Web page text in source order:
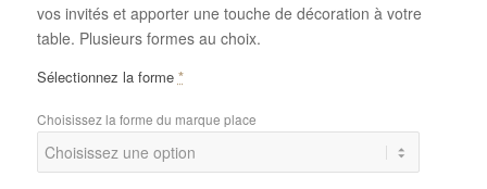
vos invités et apporter une touche de décoration à votre
table. Plusieurs formes au choix.
Sélectionnez la forme *
Choisissez la forme du marque place